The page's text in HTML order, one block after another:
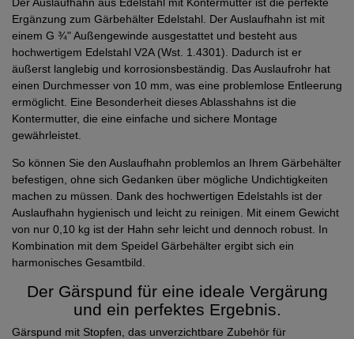
Ergänzung zum Gärbehälter Edelstahl. Der Auslaufhahn ist mit
einem G ¾" Außengewinde ausgestattet und besteht aus
hochwertigem Edelstahl V2A (Wst. 1.4301). Dadurch ist er
äußerst langlebig und korrosionsbeständig. Das Auslaufrohr hat
einen Durchmesser von 10 mm, was eine problemlose Entleerung
ermöglicht. Eine Besonderheit dieses Ablasshahns ist die
Kontermutter, die eine einfache und sichere Montage
gewährleistet.
So können Sie den Auslaufhahn problemlos an Ihrem Gärbehälter
befestigen, ohne sich Gedanken über mögliche Undichtigkeiten
machen zu müssen. Dank des hochwertigen Edelstahls ist der
Auslaufhahn hygienisch und leicht zu reinigen. Mit einem Gewicht
von nur 0,10 kg ist der Hahn sehr leicht und dennoch robust. In
Kombination mit dem Speidel Gärbehälter ergibt sich ein
harmonisches Gesamtbild.
Der Gärspund für eine ideale Vergärung
und ein perfektes Ergebnis.
Gärspund mit Stopfen, das unverzichtbare Zubehör für